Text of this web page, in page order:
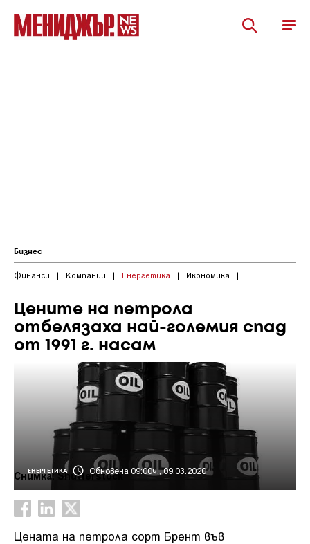
Бизнес
Финанси | Компании | Енергетика | Икономика |
Цените на петрола
отбелязаха най-големия спад
от 1991 г. насам
ЕНЕРГЕТИКА Обновена 09:00ч., 09.03.2020
Снимка: Shutterstock
Цената на петрола сорт Брент във